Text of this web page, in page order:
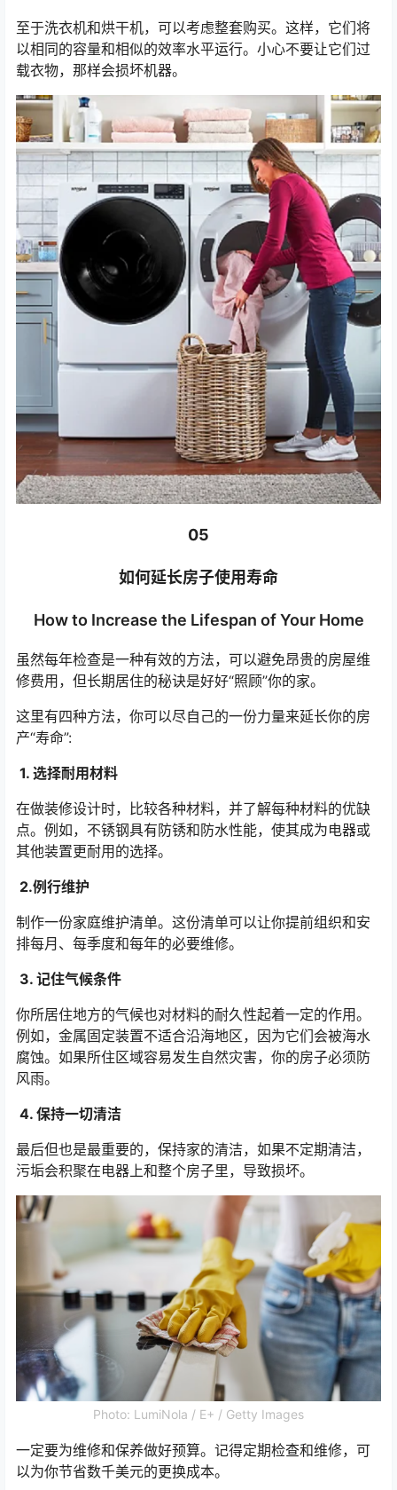
至于洗衣机和烘干机，可以考虑整套购买。这样，它们将
以相同的容量和相似的效率水平运行。小心不要让它们过
载衣物，那样会损坏机器。
05
如何延长房子使用寿命
How to Increase the Lifespan of Your Home
虽然每年检查是一种有效的方法，可以避免昂贵的房屋维
修费用，但长期居住的秘诀是好好“照顾”你的家。
这里有四种方法，你可以尽自己的一份力量来延长你的房
产“寿命”:
1. 选择耐用材料
在做装修设计时，比较各种材料，并了解每种材料的优缺
点。例如，不锈钢具有防锈和防水性能，使其成为电器或
其他装置更耐用的选择。
2.例行维护
制作一份家庭维护清单。这份清单可以让你提前组织和安
排每月、每季度和每年的必要维修。
3. 记住气候条件
你所居住地方的气候也对材料的耐久性起着一定的作用。
例如，金属固定装置不适合沿海地区，因为它们会被海水
腐蚀。如果所住区域容易发生自然灾害，你的房子必须防
风雨。
4. 保持一切清洁
最后但也是最重要的，保持家的清洁，如果不定期清洁，
污垢会积聚在电器上和整个房子里，导致损坏。
Photo: LumiNola / E+ / Getty Images
一定要为维修和保养做好预算。记得定期检查和维修，可
以为你节省数千美元的更换成本。